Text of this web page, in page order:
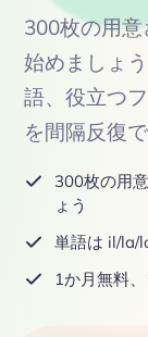
300枚の用
始めましょ
語、役立つ
を間隔反復
300枚の用
ょう
単語は il/la/
1か月無料